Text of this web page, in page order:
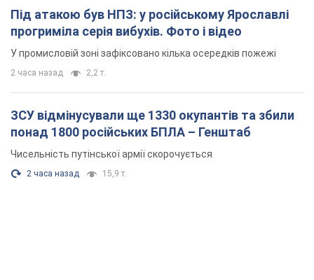
Під атакою був НПЗ: у російському Ярославлі
прогриміла серія вибухів. Фото і відео
У промисловій зоні зафіксовано кілька осередків пожежі
2 часа назад 2,2 т.
ЗСУ відмінусували ще 1330 окупантів та збили
понад 1800 російських БПЛА – Генштаб
Чисельність путінської армії скорочується
2 часа назад 15,9 т.